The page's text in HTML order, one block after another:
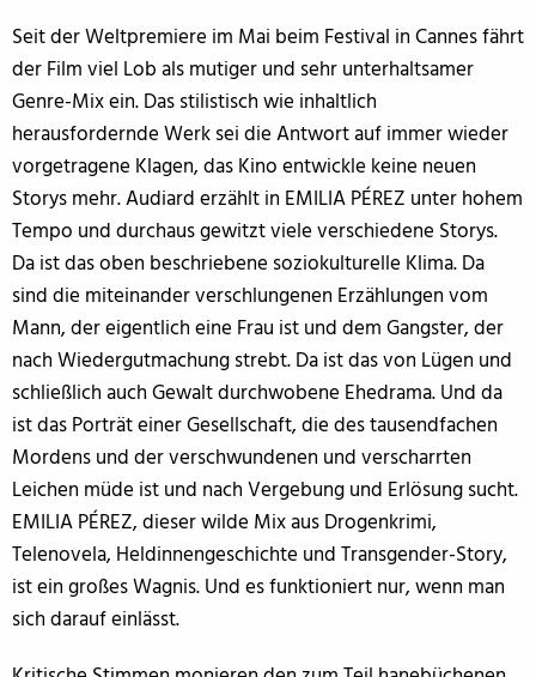
Seit der Weltpremiere im Mai beim Festival in Cannes fährt
der Film viel Lob als mutiger und sehr unterhaltsamer
Genre-Mix ein. Das stilistisch wie inhaltlich
herausfordernde Werk sei die Antwort auf immer wieder
vorgetragene Klagen, das Kino entwickle keine neuen
Storys mehr. Audiard erzählt in EMILIA PÉREZ unter hohem
Tempo und durchaus gewitzt viele verschiedene Storys.
Da ist das oben beschriebene soziokulturelle Klima. Da
sind die miteinander verschlungenen Erzählungen vom
Mann, der eigentlich eine Frau ist und dem Gangster, der
nach Wiedergutmachung strebt. Da ist das von Lügen und
schließlich auch Gewalt durchwobene Ehedrama. Und da
ist das Porträt einer Gesellschaft, die des tausendfachen
Mordens und der verschwundenen und verscharrten
Leichen müde ist und nach Vergebung und Erlösung sucht.
EMILIA PÉREZ, dieser wilde Mix aus Drogenkrimi,
Telenovela, Heldinnengeschichte und Transgender-Story,
ist ein großes Wagnis. Und es funktioniert nur, wenn man
sich darauf einlässt.